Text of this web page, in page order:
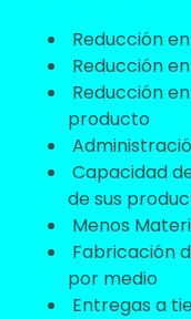
Reducción
Reducción
Reducción
producto
Capacidad
de sus
Menos
Fabricación
por medio
Entregas a